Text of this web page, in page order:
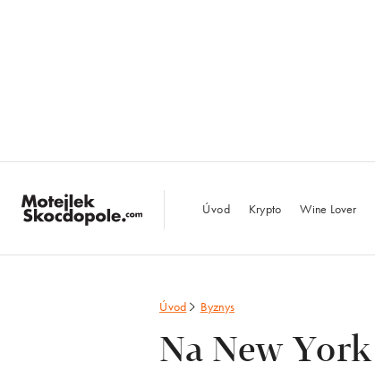
Úvod Krypto Wine Lover
Úvod Byznys
Na New